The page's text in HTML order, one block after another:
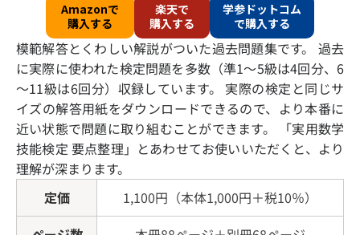
Amazonで
購入する
楽天で
購入する
学参ドットコム
で購入する
模範解答とくわしい解説がついた過去問題集です。 過去
に実際に使われた検定問題を多数（準1～5級は4回分、6
～11級は6回分）収録しています。 実際の検定と同じサ
イズの解答用紙をダウンロードできるので、より本番に
近い状態で問題に取り組むことができます。 「実用数学
技能検定 要点整理」とあわせてお使いいただくと、より
理解が深まります。
定価
1,100円（本体1,000円＋税10％）